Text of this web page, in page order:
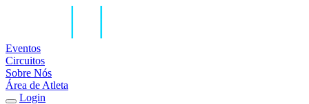
Eventos
Circuitos
Sobre Nós
Área de Atleta
Login